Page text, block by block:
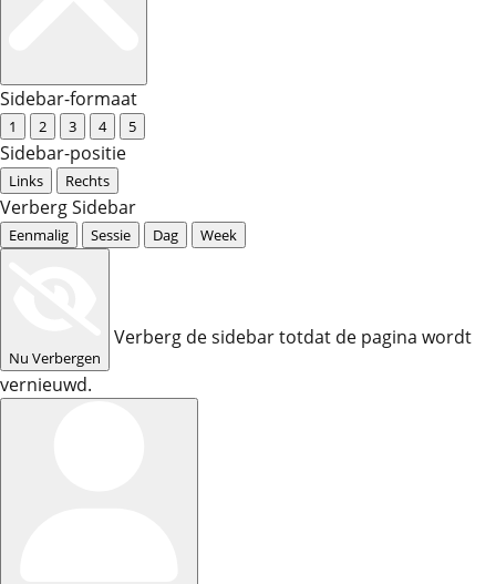
Sidebar-formaat
1 2 3 4 5
Sidebar-positie
Links Rechts
Verberg Sidebar
Eenmalig Sessie Dag Week
Nu Verbergen
Verberg de sidebar totdat de pagina wordt
vernieuwd.